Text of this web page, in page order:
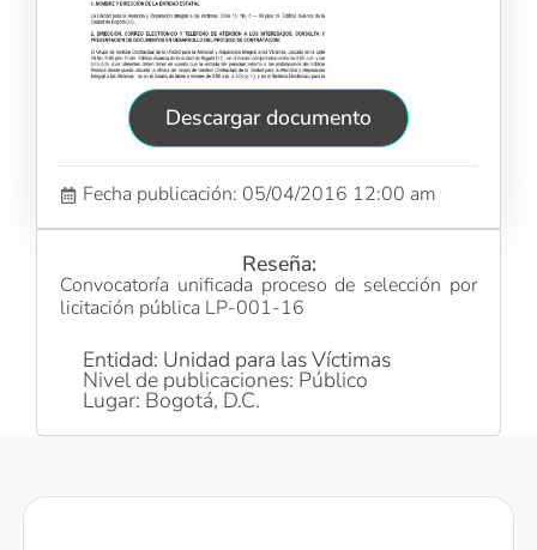
Descargar documento
Fecha publicación: 05/04/2016 12:00 am
Reseña:
Convocatoría unificada proceso de selección por
licitación pública LP-001-16
Entidad: Unidad para las Víctimas
Nivel de publicaciones: Público
Lugar: Bogotá, D.C.